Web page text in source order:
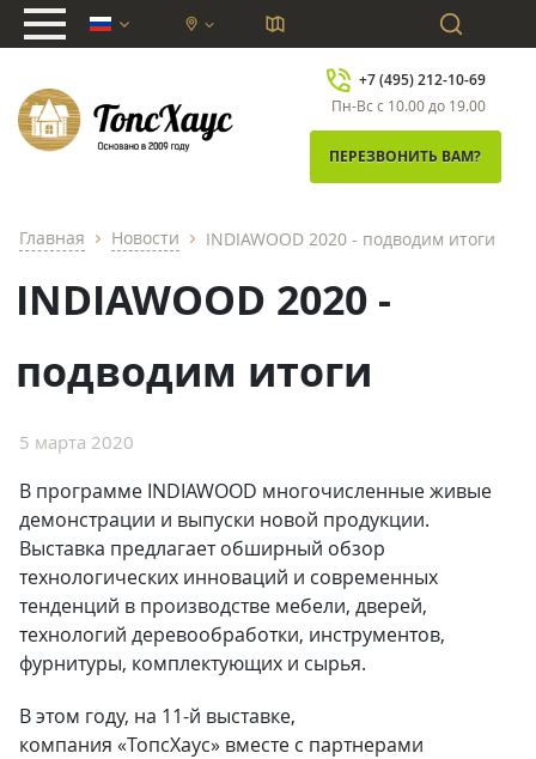
chevron_down
+7 (495) 212-10-69
Пн-Вс с 10.00 до 19.00
ПЕРЕЗВОНИТЬ ВАМ?
Главная chevron_right Новости chevron_right INDIAWOOD 2020 - подводим итоги
INDIAWOOD 2020 -
подводим итоги
5 марта 2020
В программе INDIAWOOD многочисленные живые
демонстрации и выпуски новой продукции.
Выставка предлагает обширный обзор
технологических инноваций и современных
тенденций в производстве мебели, дверей,
технологий деревообработки, инструментов,
фурнитуры, комплектующих и сырья.
В этом году, на 11-й выставке,
компания «ТопсХаус» вместе с партнерами